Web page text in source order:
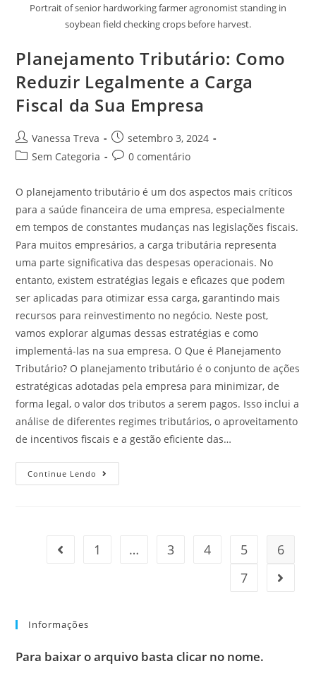
Portrait of senior hardworking farmer agronomist standing in
soybean field checking crops before harvest.
Planejamento Tributário: Como
Reduzir Legalmente a Carga
Fiscal da Sua Empresa
Vanessa Treva
setembro 3, 2024
Sem Categoria
0 comentário
O planejamento tributário é um dos aspectos mais críticos
para a saúde financeira de uma empresa, especialmente
em tempos de constantes mudanças nas legislações fiscais.
Para muitos empresários, a carga tributária representa
uma parte significativa das despesas operacionais. No
entanto, existem estratégias legais e eficazes que podem
ser aplicadas para otimizar essa carga, garantindo mais
recursos para reinvestimento no negócio. Neste post,
vamos explorar algumas dessas estratégias e como
implementá-las na sua empresa. O Que é Planejamento
Tributário? O planejamento tributário é o conjunto de ações
estratégicas adotadas pela empresa para minimizar, de
forma legal, o valor dos tributos a serem pagos. Isso inclui a
análise de diferentes regimes tributários, o aproveitamento
de incentivos fiscais e a gestão eficiente das…
Continue Lendo
1 … 3 4 5
6
7
Informações
Para baixar o arquivo basta clicar no nome.